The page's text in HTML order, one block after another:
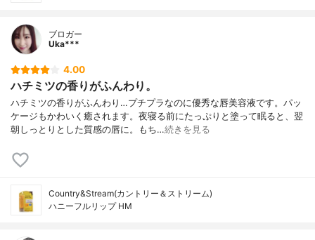
ブロガー
Uka***
4.00
ハチミツの香りがふんわり。
ハチミツの香りがふんわり…プチプラなのに優秀な唇美容液です。パッ
ケージもかわいく癒されます。夜寝る前にたっぷりと塗って眠ると、翌
朝しっとりとした質感の唇に。もち…続きを見る
Country&Stream(カントリー＆ストリーム)
ハニーフルリップ HM